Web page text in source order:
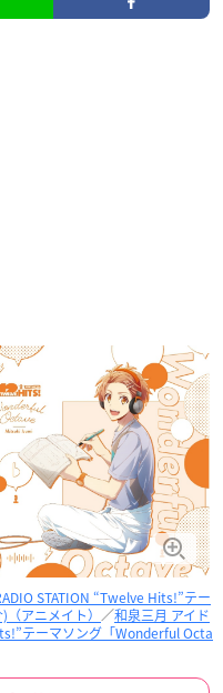
STATION “Twelve Hits!”テー
アニメイト） ／和泉三月 アイド
テーマソング「Wonderful Octa